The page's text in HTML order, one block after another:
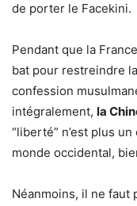
de porter le Facekini.
Pendant que la
bat pour restreindre
confession
intégralement, la
“liberté” n’est plus
monde occidental,
Néanmoins, il ne faut